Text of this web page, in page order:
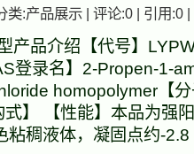
类:产品展示 | 评论:0 | 引用:0 |
产品介绍【代号】
登录名】2-Propen-1-
homopolymer【
式】 【性能】本品为强
粘稠液体，凝固点约-